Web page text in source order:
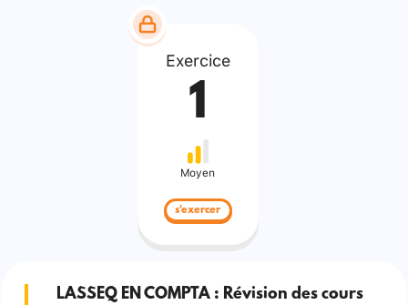
Exercice
1
Moyen
s'exercer
LASSEQ EN COMPTA : Révision des cours